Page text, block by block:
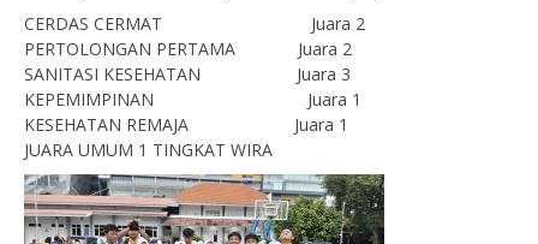
CERDAS CERMAT Juara 2
PERTOLONGAN PERTAMA Juara 2
SANITASI KESEHATAN Juara 3
KEPEMIMPINAN Juara 1
KESEHATAN REMAJA Juara 1
JUARA UMUM 1 TINGKAT WIRA